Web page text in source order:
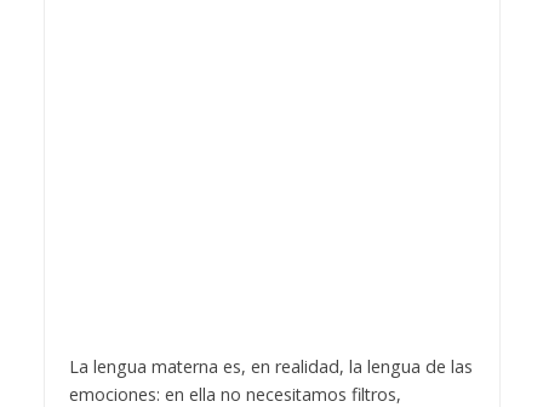
La lengua materna es, en realidad, la lengua de las
emociones: en ella no necesitamos filtros,